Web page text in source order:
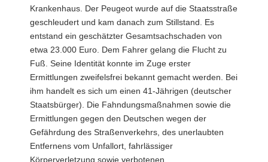
Krankenhaus. Der Peugeot wurde auf die Staatsstraße
geschleudert und kam danach zum Stillstand. Es
entstand ein geschätzter Gesamtsachschaden von
etwa 23.000 Euro. Dem Fahrer gelang die Flucht zu
Fuß. Seine Identität konnte im Zuge erster
Ermittlungen zweifelsfrei bekannt gemacht werden. Bei
ihm handelt es sich um einen 41-Jährigen (deutscher
Staatsbürger). Die Fahndungsmaßnahmen sowie die
Ermittlungen gegen den Deutschen wegen der
Gefährdung des Straßenverkehrs, des unerlaubten
Entfernens vom Unfallort, fahrlässiger
Körperverletzung sowie verbotenen